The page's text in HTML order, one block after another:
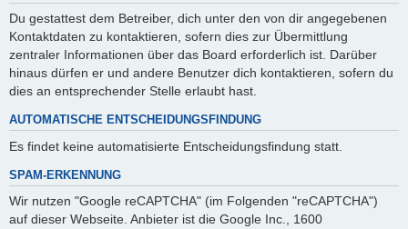
Du gestattest dem Betreiber, dich unter den von dir angegebenen
Kontaktdaten zu kontaktieren, sofern dies zur Übermittlung
zentraler Informationen über das Board erforderlich ist. Darüber
hinaus dürfen er und andere Benutzer dich kontaktieren, sofern du
dies an entsprechender Stelle erlaubt hast.
AUTOMATISCHE ENTSCHEIDUNGSFINDUNG
Es findet keine automatisierte Entscheidungsfindung statt.
SPAM-ERKENNUNG
Wir nutzen "Google reCAPTCHA" (im Folgenden "reCAPTCHA")
auf dieser Webseite. Anbieter ist die Google Inc., 1600